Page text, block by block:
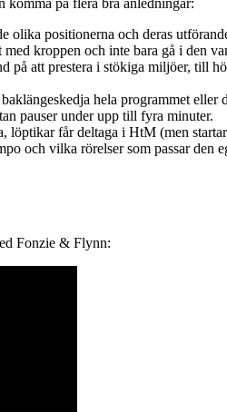
komma på flera bra anledningar:
olika positionerna och deras
kroppen och inte bara gå i den
på att prestera i stökiga miljöer, till
hela programmet eller
pauser under upp till fyra minuter.
löptikar får deltaga i HtM (men
och vilka rörelser som passar den
Fonzie & Flynn: